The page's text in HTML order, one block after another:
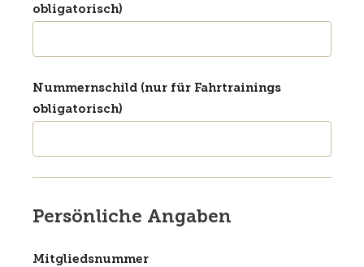
obligatorisch)
Nummernschild (nur für Fahrtrainings
obligatorisch)
Persönliche Angaben
Mitgliedsnummer